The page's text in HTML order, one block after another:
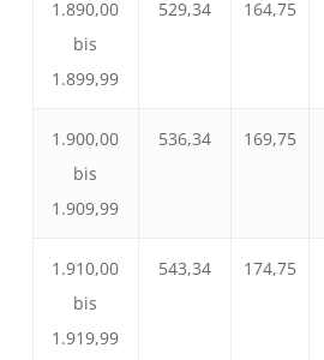
1.890,00
bis
1.899,99
529,34 164,75
1.900,00
bis
1.909,99
536,34 169,75
1.910,00
bis
1.919,99
543,34 174,75